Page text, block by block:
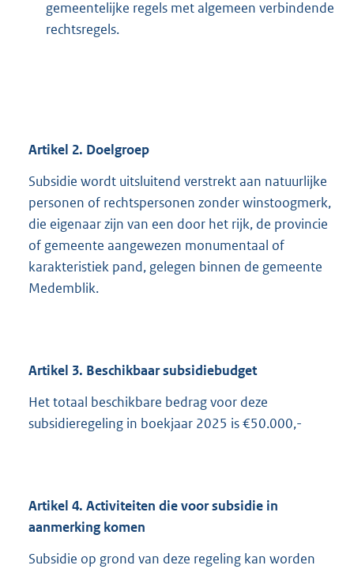
gemeentelijke regels met algemeen verbindende
rechtsregels.
Artikel 2. Doelgroep
Subsidie wordt uitsluitend verstrekt aan natuurlijke
personen of rechtspersonen zonder winstoogmerk,
die eigenaar zijn van een door het rijk, de provincie
of gemeente aangewezen monumentaal of
karakteristiek pand, gelegen binnen de gemeente
Medemblik.
Artikel 3. Beschikbaar subsidiebudget
Het totaal beschikbare bedrag voor deze
subsidieregeling in boekjaar 2025 is €50.000,-
Artikel 4. Activiteiten die voor subsidie in
aanmerking komen
Subsidie op grond van deze regeling kan worden